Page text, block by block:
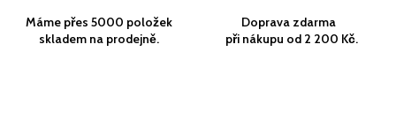
Máme přes 5000 položek
skladem na prodejně.
Doprava zdarma
při nákupu od 2 200 Kč.